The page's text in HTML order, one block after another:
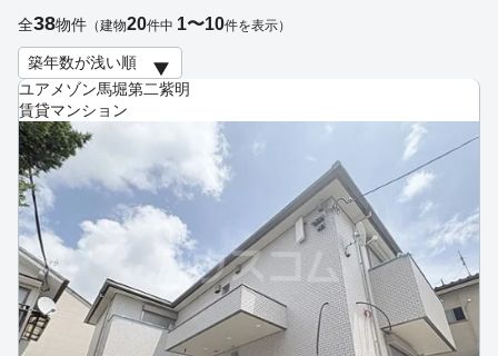
ユアメゾン馬堀第二紫明
賃貸マンション
全38物件 （建物20件中 1〜10件を表示）